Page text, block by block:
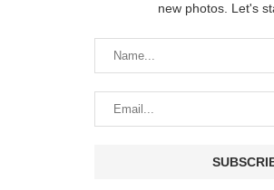
new photos. Let's